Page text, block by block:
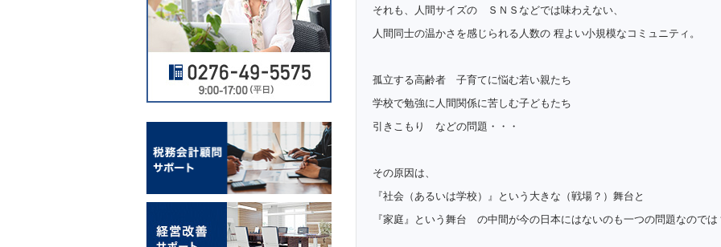
それも、人間サイズの ＳＮＳなどでは味わえない、
人間同士の温かさを感じられる人数の 程よい小規模なコミュニティ。
孤立する高齢者 子育てに悩む若い親たち
学校で勉強に人間関係に苦しむ子どもたち
引きこもり などの問題・・・
その原因は、
『社会（あるいは学校）』という大きな（戦場？）舞台と
『家庭』という舞台 の中間が今の日本にはないのも一つの問題なのでは